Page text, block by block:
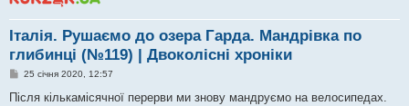
Італія. Рушаємо до озера Гарда. Мандрівка по
глибинці (№119) | Двоколісні хроніки
П
в
25 січня 2020, 12:57
Після кількамісячної перерви ми знову мандруємо на велосипедах.